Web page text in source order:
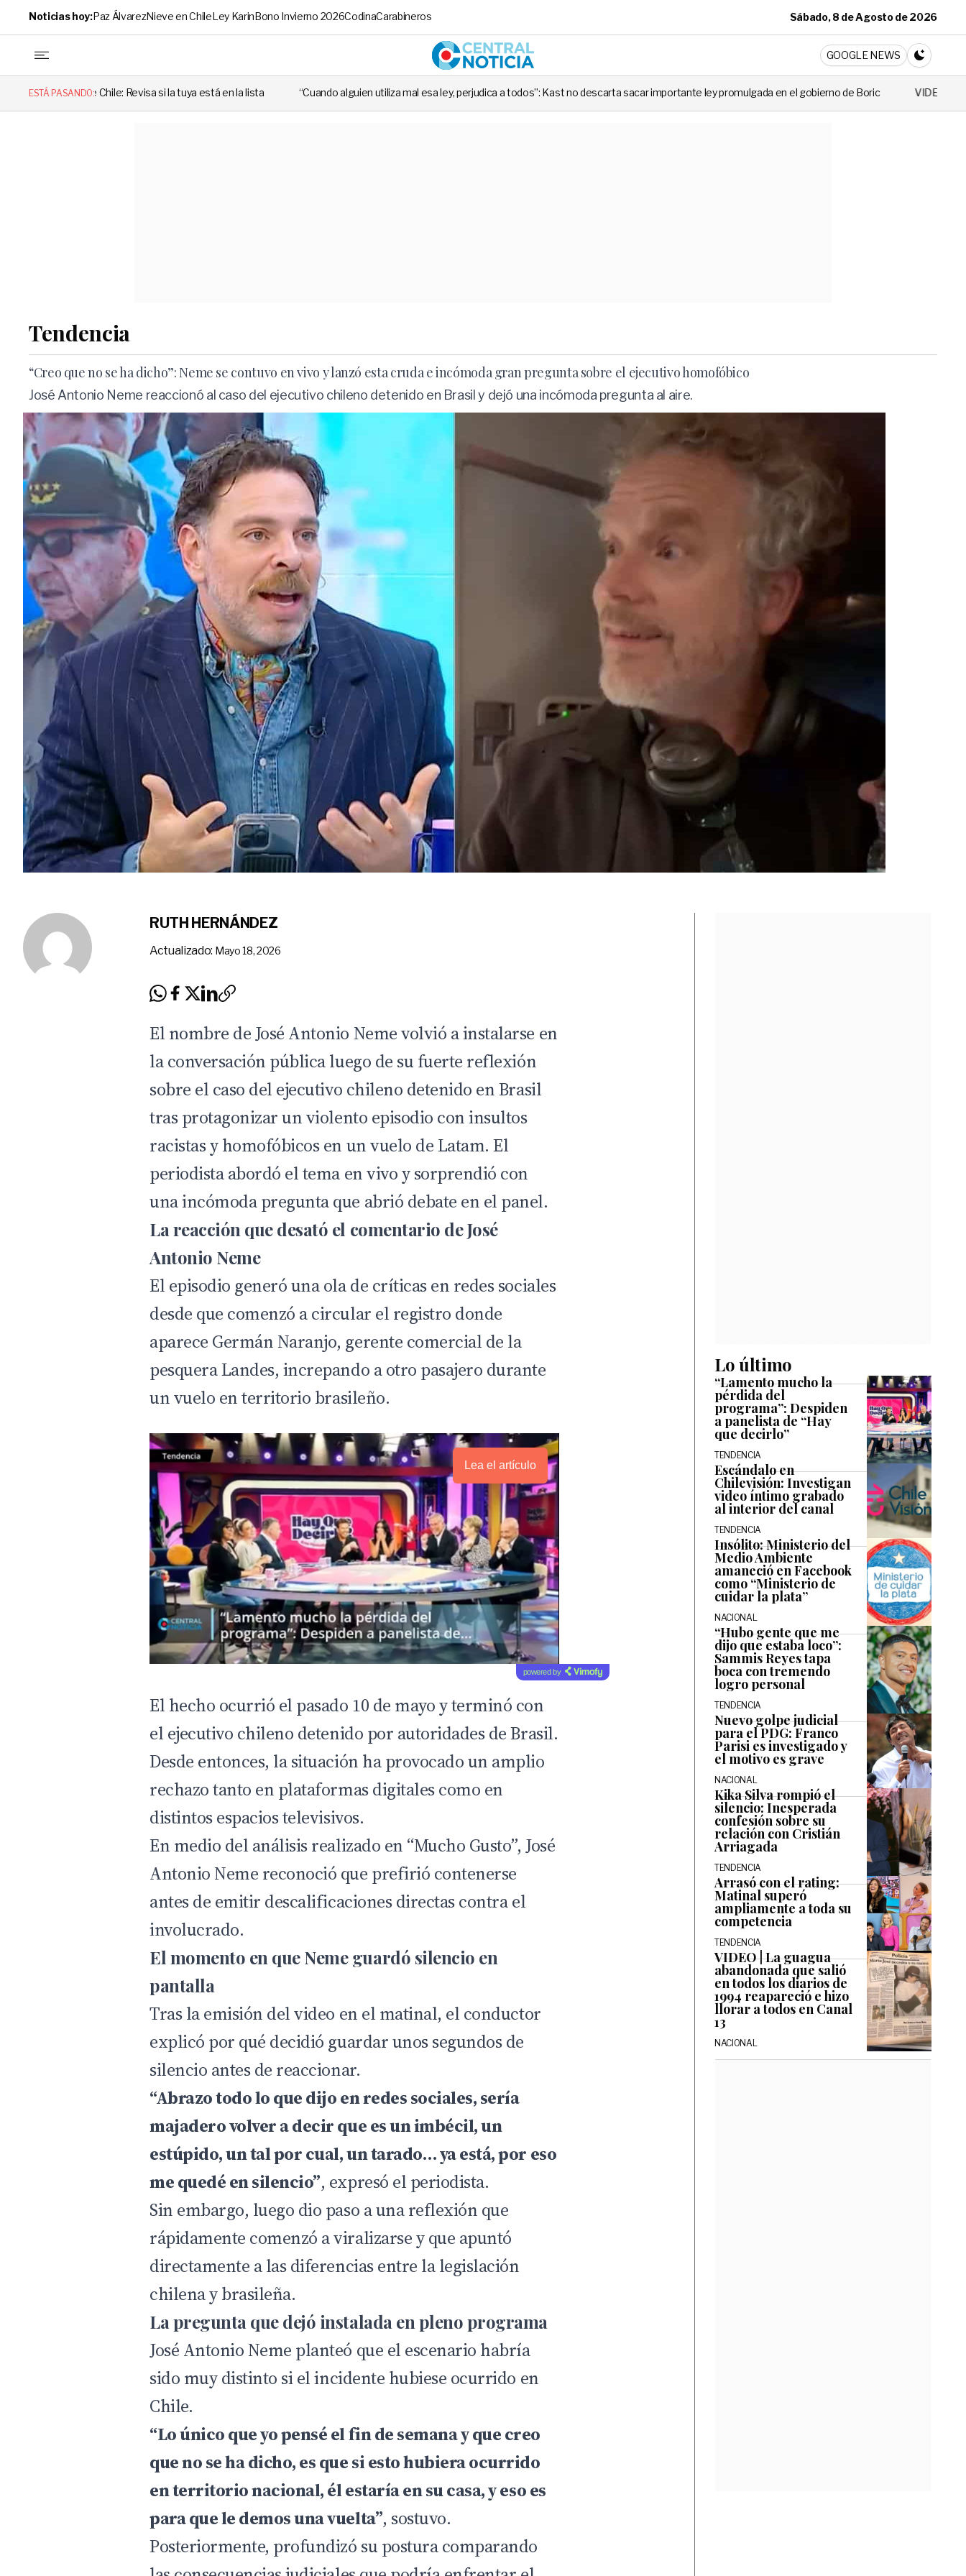
Noticias hoy:Paz ÁlvarezNieve en ChileLey KarinBono Invierno 2026CodinaCarabineros Sábado, 8 de Agosto de 2026
Central Noticia
GOOGLE NEWS
CAMBIA A
ESTÁ PASANDO:
Revisa si la tuya está en la lista “Cuando alguien utiliza mal esa ley, perjudica a todos”: Kast no descarta sacar importante ley promulgada en el gobierno de Boric VIDEO | La guagua
Tendencia
“Creo que no se ha dicho”: Neme se contuvo en vivo y lanzó esta cruda e incómoda gran pregunta sobre el ejecutivo homofóbico
José Antonio Neme reaccionó al caso del ejecutivo chileno detenido en Brasil y dejó una incómoda pregunta al aire.
RUTH HERNÁNDEZ
Actualizado: Mayo 18, 2026
El nombre de José Antonio Neme volvió a instalarse en
la conversación pública luego de su fuerte reflexión
sobre el caso del ejecutivo chileno detenido en Brasil
tras protagonizar un violento episodio con insultos
racistas y homofóbicos en un vuelo de Latam. El
periodista abordó el tema en vivo y sorprendió con
una incómoda pregunta que abrió debate en el panel.
La reacción que desató el comentario de José
Antonio Neme
El episodio generó una ola de críticas en redes sociales
desde que comenzó a circular el registro donde
aparece Germán Naranjo, gerente comercial de la
pesquera Landes, increpando a otro pasajero durante
un vuelo en territorio brasileño.
Lea el artículo
powered by
El hecho ocurrió el pasado 10 de mayo y terminó con
el ejecutivo chileno detenido por autoridades de Brasil.
Desde entonces, la situación ha provocado un amplio
rechazo tanto en plataformas digitales como en
distintos espacios televisivos.
En medio del análisis realizado en “Mucho Gusto”, José
Antonio Neme reconoció que prefirió contenerse
antes de emitir descalificaciones directas contra el
involucrado.
El momento en que Neme guardó silencio en
pantalla
Tras la emisión del video en el matinal, el conductor
explicó por qué decidió guardar unos segundos de
silencio antes de reaccionar.
“Abrazo todo lo que dijo en redes sociales, sería
majadero volver a decir que es un imbécil, un
estúpido, un tal por cual, un tarado… ya está, por eso
me quedé en silencio”, expresó el periodista.
Sin embargo, luego dio paso a una reflexión que
rápidamente comenzó a viralizarse y que apuntó
directamente a las diferencias entre la legislación
chilena y brasileña.
La pregunta que dejó instalada en pleno programa
José Antonio Neme planteó que el escenario habría
sido muy distinto si el incidente hubiese ocurrido en
Chile.
“Lo único que yo pensé el fin de semana y que creo
que no se ha dicho, es que si esto hubiera ocurrido
en territorio nacional, él estaría en su casa, y eso es
para que le demos una vuelta”, sostuvo.
Posteriormente, profundizó su postura comparando
Lo último
“Lamento mucho la
pérdida del
programa”: Despiden
a panelista de “Hay
que decirlo”
TENDENCIA
Escándalo en
Chilevisión: Investigan
video íntimo grabado
al interior del canal
TENDENCIA
Insólito: Ministerio del
Medio Ambiente
amaneció en Facebook
como “Ministerio de
cuidar la plata”
NACIONAL
“Hubo gente que me
dijo que estaba loco”:
Sammis Reyes tapa
boca con tremendo
logro personal
TENDENCIA
Nuevo golpe judicial
para el PDG: Franco
Parisi es investigado y
el motivo es grave
NACIONAL
Kika Silva rompió el
silencio: Inesperada
confesión sobre su
relación con Cristián
Arriagada
TENDENCIA
Arrasó con el rating:
Matinal superó
ampliamente a toda su
competencia
TENDENCIA
VIDEO | La guagua
abandonada que salió
en todos los diarios de
1994 reapareció e hizo
llorar a todos en Canal
13
NACIONAL